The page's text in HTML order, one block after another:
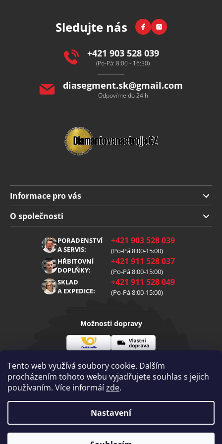
Tento web využívá soubory cookie. Dalším
procházením tohoto webu vyjadřujete souhlas s jejich
používaním. Více informáízde.
Nastavení
Sledujte nás FacebookInstagram
+421 903 528 039
(Po-Pá: 8:00 - 16:30)
diasegment.sk@gmail.com
Odpovíme do 24 h
Informace pro vás
Doprava a platba
Obchodní podmínky
Reklamace
Zpracování osobních údajů
O společnosti
PORADENSTVÍ
A SERVIS:
+421 903 528 039
(Po-Pá 8:00-15:00)
HŘBITOVNÍ
DOPLŇKY:
+421 911 528 037
(Po-Pá 8:00-15:00)
SKLAD
A EXPEDICE:
+421 911 528 049
(Po-Pá 8:00-15:00)
Možnosti dopravy
pošta
doprava
Visa Mastercard
Copyright 2026
Diamantovenastroje.cz. Všechna práva
vyhrazena.